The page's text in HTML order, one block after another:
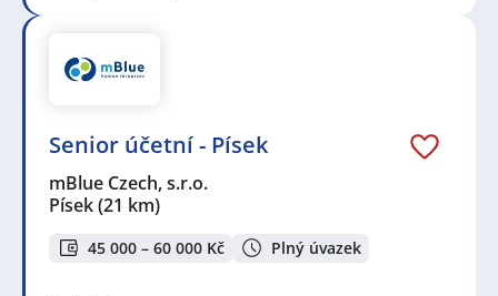
Senior účetní - Písek
mBlue Czech, s.r.o.
Písek(21 km)
45 000 – 60 000 Kč Plný úvazek